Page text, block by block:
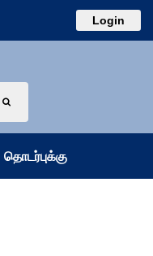
Login
தொடர்புக்கு